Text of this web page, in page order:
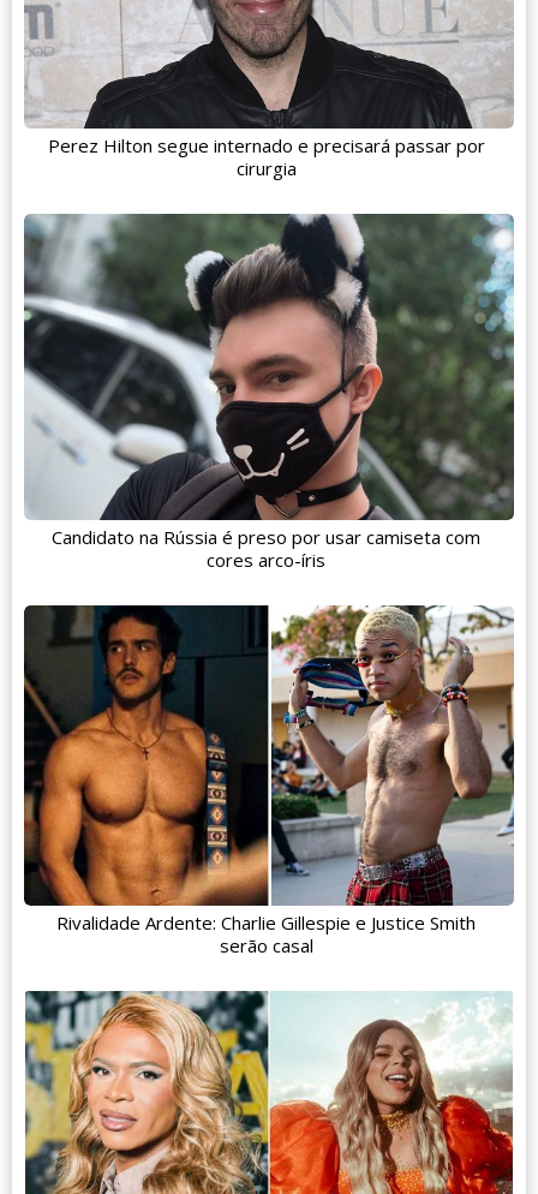
Perez Hilton segue internado e precisará passar por
cirurgia
Candidato na Rússia é preso por usar camiseta com
cores arco-íris
Rivalidade Ardente: Charlie Gillespie e Justice Smith
serão casal